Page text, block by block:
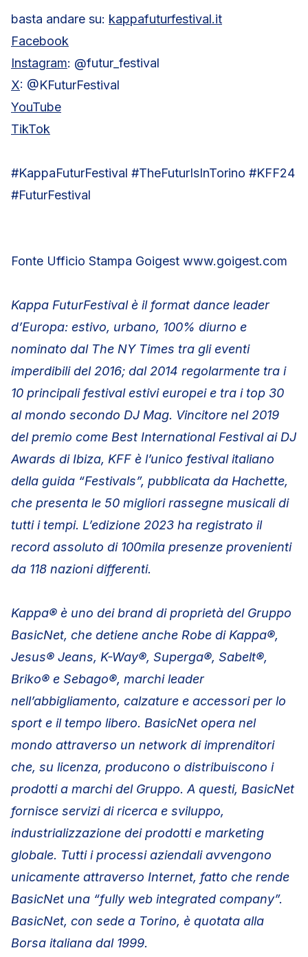
basta andare su: kappafuturfestival.it
Facebook
Instagram: @futur_festival
X: @KFuturFestival
YouTube
TikTok
#KappaFuturFestival #TheFuturIsInTorino #KFF24
#FuturFestival
Fonte Ufficio Stampa Goigest www.goigest.com
Kappa FuturFestival è il format dance leader
d’Europa: estivo, urbano, 100% diurno e
nominato dal The NY Times tra gli eventi
imperdibili del 2016; dal 2014 regolarmente tra i
10 principali festival estivi europei e tra i top 30
al mondo secondo DJ Mag. Vincitore nel 2019
del premio come Best International Festival ai DJ
Awards di Ibiza, KFF è l’unico festival italiano
della guida “Festivals”, pubblicata da Hachette,
che presenta le 50 migliori rassegne musicali di
tutti i tempi. L’edizione 2023 ha registrato il
record assoluto di 100mila presenze provenienti
da 118 nazioni differenti.
Kappa® è uno dei brand di proprietà del Gruppo
BasicNet, che detiene anche Robe di Kappa®,
Jesus® Jeans, K-Way®, Superga®, Sabelt®,
Briko® e Sebago®, marchi leader
nell’abbigliamento, calzature e accessori per lo
sport e il tempo libero. BasicNet opera nel
mondo attraverso un network di imprenditori
che, su licenza, producono o distribuiscono i
prodotti a marchi del Gruppo. A questi, BasicNet
fornisce servizi di ricerca e sviluppo,
industrializzazione dei prodotti e marketing
globale. Tutti i processi aziendali avvengono
unicamente attraverso Internet, fatto che rende
BasicNet una “fully web integrated company”.
BasicNet, con sede a Torino, è quotata alla
Borsa italiana dal 1999.